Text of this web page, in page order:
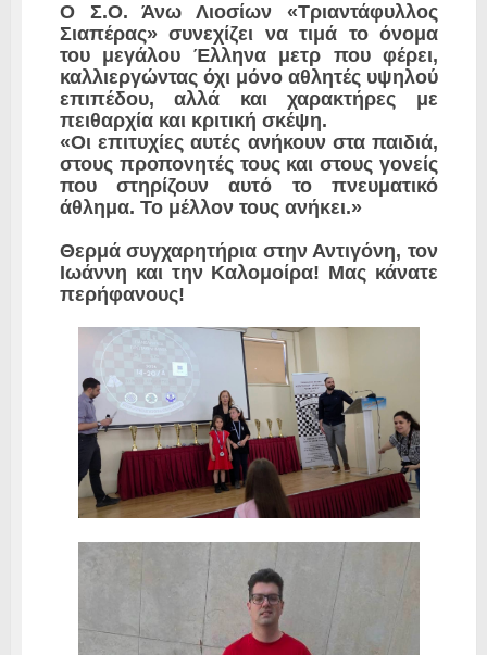
​Ο Σ.Ο. Άνω Λιοσίων «Τριαντάφυλλος
Σιαπέρας» συνεχίζει να τιμά το όνομα
του μεγάλου Έλληνα μετρ που φέρει,
καλλιεργώντας όχι μόνο αθλητές υψηλού
επιπέδου, αλλά και χαρακτήρες με
πειθαρχία και κριτική σκέψη.
​«Οι επιτυχίες αυτές ανήκουν στα παιδιά,
στους προπονητές τους και στους γονείς
που στηρίζουν αυτό το πνευματικό
άθλημα. Το μέλλον τους ανήκει.»
​Θερμά συγχαρητήρια στην Αντιγόνη, τον
Ιωάννη και την Καλομοίρα! Μας κάνατε
περήφανους!